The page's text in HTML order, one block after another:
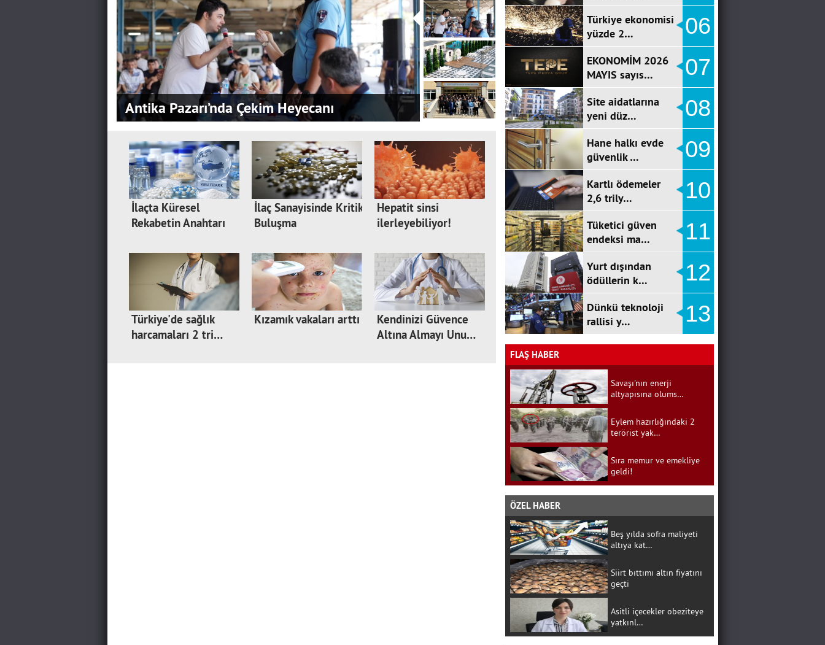
Antika Pazarı’nda Çekim Heyecanı
İlaçta Küresel
Rekabetin Anahtarı
İlaç Sanayisinde Kritik
Buluşma
Hepatit sinsi
ilerleyebiliyor!
Türkiye'de sağlık
harcamaları 2 tri…
Kızamık vakaları arttı
Kendinizi Güvence
Altına Almayı Unu…
Türkiye ekonomisi
yüzde 2…
06
EKONOMİM 2026
MAYIS sayıs…
07
Site aidatlarına
yeni düz…
08
Hane halkı evde
güvenlik …
09
Kartlı ödemeler
2,6 trily…
10
Tüketici güven
endeksi ma…
11
Yurt dışından
ödüllerin k…
12
Dünkü teknoloji
rallisi y…
13
FLAŞ HABER
Savaşı'nın enerji
altyapısına olums…
Eylem hazırlığındaki 2
terörist yak…
Sıra memur ve emekliye
geldi!
ÖZEL HABER
Beş yılda sofra maliyeti
altıya kat…
Siirt bıttımı altın fiyatını
geçti
Asitli içecekler obeziteye
yatkınl…